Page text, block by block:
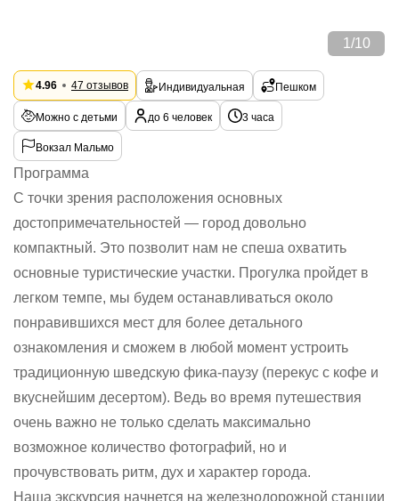
1 /10
4.96 47 отзывов Индивидуальная Пешком
Можно с детьми до 6 человек 3 часа
Вокзал Мальмо
Программа
С точки зрения расположения основных
достопримечательностей — город довольно
компактный. Это позволит нам не спеша охватить
основные туристические участки. Прогулка пройдет в
легком темпе, мы будем останавливаться около
понравившихся мест для более детального
ознакомления и сможем в любой момент устроить
традиционную шведскую фика-паузу (перекус с кофе и
вкуснейшим десертом). Ведь во время путешествия
очень важно не только сделать максимально
возможное количество фотографий, но и
прочувствовать ритм, дух и характер города.
Наша экскурсия начнется на железнодорожной станции